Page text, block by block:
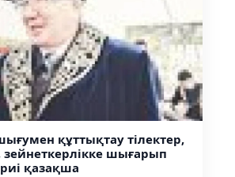
құттықтау тілектер,
зейнеткерлікке шығарып
қазақша